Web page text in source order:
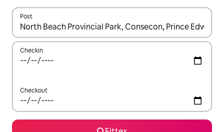
Post
Meta r-riżultati jkunu disponibbli, tista' tmur minn riżultat
Checkin
Checkout